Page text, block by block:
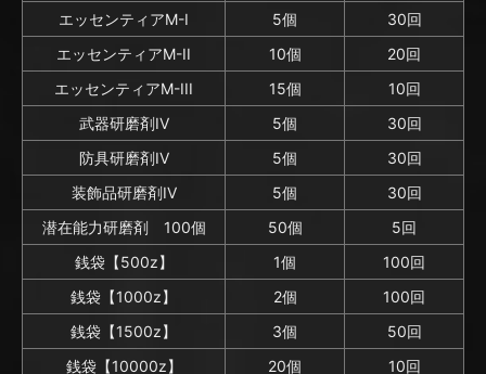
エッセンティアM-I
5個
30回
エッセンティアM-II
10個
20回
エッセンティアM-III
15個
10回
武器研磨剤IV
5個
30回
防具研磨剤IV
5個
30回
装飾品研磨剤IV
5個
30回
潜在能力研磨剤 100個
50個
5回
銭袋【500z】
1個
100回
銭袋【1000z】
2個
100回
銭袋【1500z】
3個
50回
銭袋【10000z】
20個 10回